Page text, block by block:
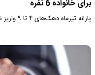
برای خانواده 6 نفره
یارانه تیرماه دهک‌های ۴ تا ۹ واریز شد.